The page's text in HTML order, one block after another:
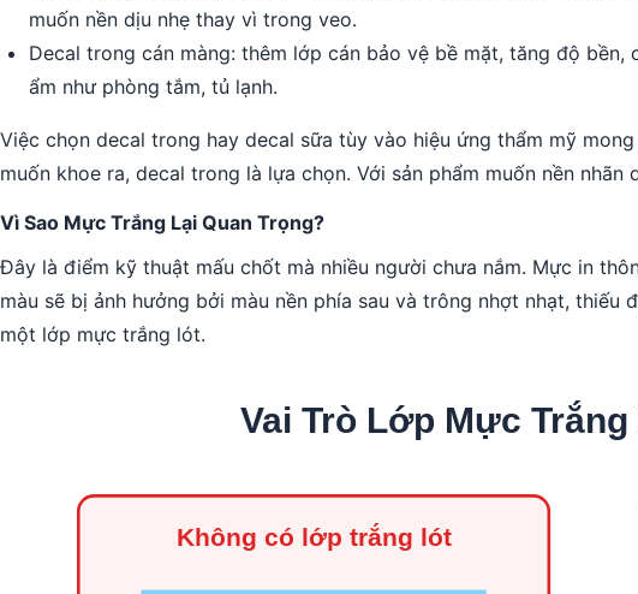
muốn nền dịu nhẹ thay vì trong veo.
Decal trong cán màng: thêm lớp cán bảo vệ bề mặt, tăng độ
ẩm như phòng tắm, tủ lạnh.
Việc chọn decal trong hay decal sữa tùy vào hiệu ứng thẩm mỹ
muốn khoe ra, decal trong là lựa chọn. Với sản phẩm muốn nền nhãn
Vì Sao Mực Trắng Lại Quan Trọng?
Đây là điểm kỹ thuật mấu chốt mà nhiều người chưa nắm. Mực in
màu sẽ bị ảnh hưởng bởi màu nền phía sau và trông nhợt nhạt,
một lớp mực trắng lót.